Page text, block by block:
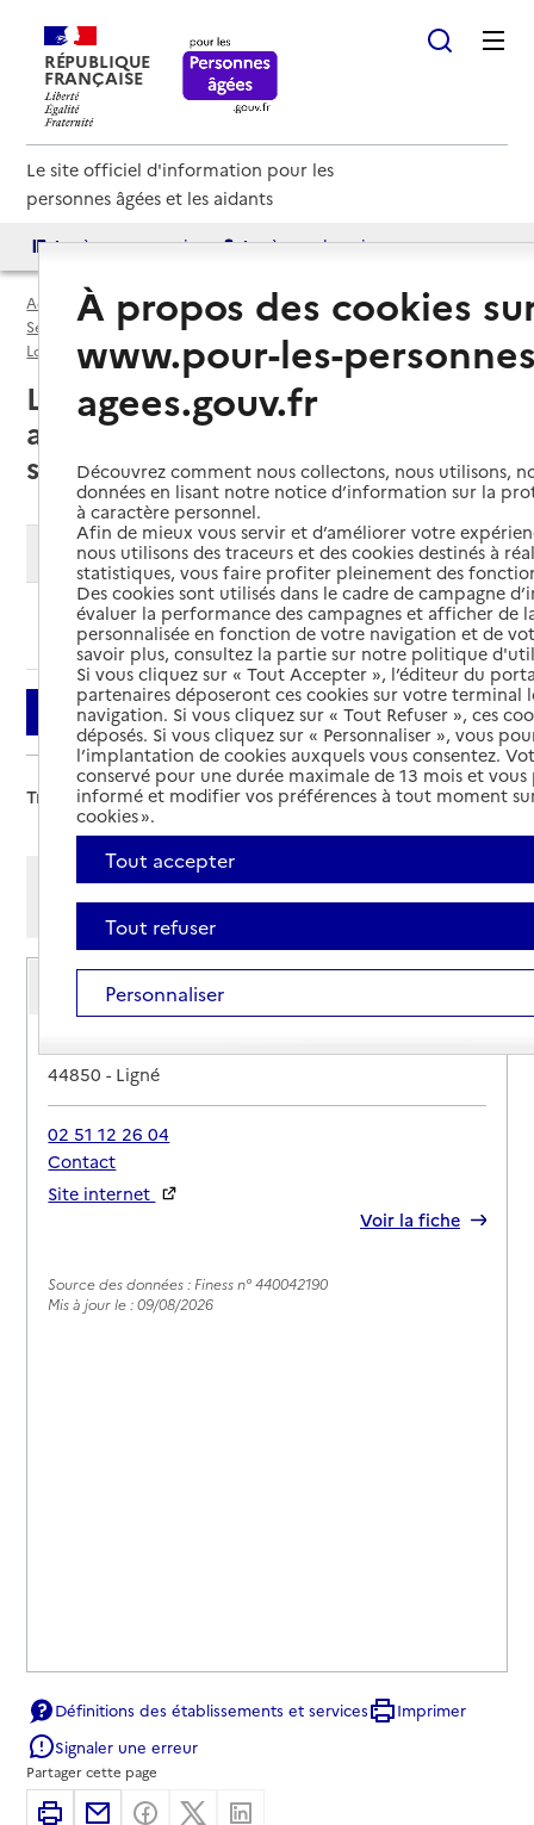
RÉPUBLIQUE
FRANÇAISE
Le site officiel d'information pour les
personnes âgées et les aidants
Accès aux annuaires Accès par besoin
Accueil
Espace annuaire
Services autonomie à domicile (aide et soins) par département
Loire-Atlantique (44)
Service autonomie à domicile (aide et soins)
Ligné (44850) : liste des services
autonomie à domicile (aide et
soins)
Modifier ma recherche
Ajouter cette recherche aux favoris
Filtrer
Trier par :
Afficher les résultats par:
Service de soins infirmiers à domicile
SSIAD - Association Agélie
44850-Ligné
02 51 12 26 04
Contact
Site internet
Voir la fiche
Source des données : Finess n° 440042190
Mis à jour le : 09/08/2026
Définitions des établissements et services
Imprimer
Signaler une erreur
Partager cette page
ImprimerPartager par email
Partager sur Facebook
Partager sur X
À propos des cookies
www.pour-les-
agees.gouv.fr
Découvrez comment nous collectons, nous utilisons,
données en lisant notre notice d’information sur la
à caractère personnel.
Afin de mieux vous servir et d’améliorer votre
nous utilisons des traceurs et des cookies destinés à
statistiques, vous faire profiter pleinement des
Des cookies sont utilisés dans le cadre de campagne
évaluer la performance des campagnes et afficher de
personnalisée en fonction de votre navigation et de
savoir plus, consultez la partie sur notre politique
Si vous cliquez sur « Tout Accepter », l’éditeur du
partenaires déposeront ces cookies sur votre terminal
navigation. Si vous cliquez sur « Tout Refuser », ces
déposés. Si vous cliquez sur « Personnaliser », vous
l’implantation de cookies auxquels vous consentez.
conservé pour une durée maximale de 13 mois et
informé et modifier vos préférences à tout moment
cookies ».
Tout accepter
Tout refuser
Personnaliser